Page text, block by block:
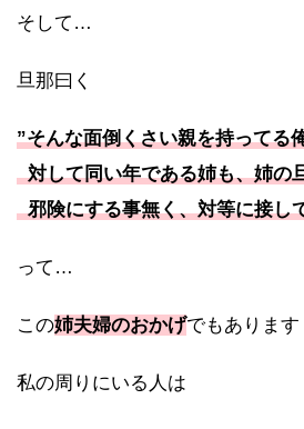
そして…
旦那曰く
”そんな面倒くさい親を持ってる
対して同い年である姉も、姉の
邪険にする事無く、対等に接し
って…
この姉夫婦のおかげでもあります
私の周りにいる人は